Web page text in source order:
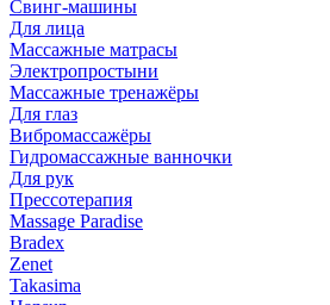
Свинг-машины
Для лица
Массажные матрасы
Электропростыни
Массажные тренажёры
Для глаз
Вибромассажёры
Гидромассажные ванночки
Для рук
Прессотерапия
Massage Paradise
Bradex
Zenet
Takasima